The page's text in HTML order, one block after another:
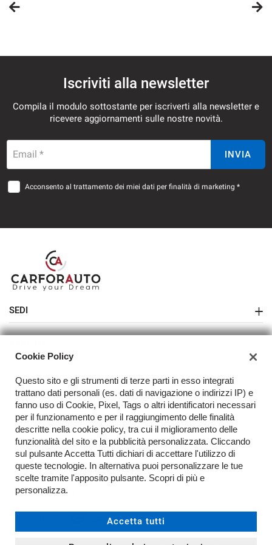
Iscriviti alla newsletter
Compila il modulo sottostante per iscriverti alla newsletter e
ricevere aggiornamenti sulle nostre novità.
Email * INVIA
Acconsento al trattamento dei miei dati per finalità di marketing *
SEDI
Sede di Melegnano
Contatti
Acquista il tuo veicolo online
FAQ
TORNA IN CIMA
Copyright © 2026 Fratelli Carfora Snc - P.IVA 03233280159 -
l'informativa sulla privacy
Cookie Policy
Questo sito e gli strumenti di terze parti in esso integrati
trattano dati personali (es. dati di navigazione o indirizzi IP) e
fanno uso di Cookie, Pixel, Tags o altri identificatori necessari
per il funzionamento e per il raggiungimento delle finalità
descritte nella cookie policy, tra cui il miglioramento delle
funzionalità del sito e la pubblicità personalizzata. Cliccando
sul pulsante Accetta Tutti dichiari di accettare l'utilizzo di
queste tecnologie. In alternativa puoi personalizzare le tue
scelte tramite l'apposito pulsante. Scopri di più e
personalizza.
Accetta tutti